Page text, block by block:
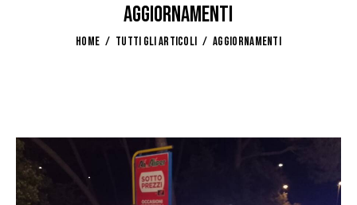
aggiornamenti
HOME TUTTI GLI ARTICOLI AGGIORNAMENTI